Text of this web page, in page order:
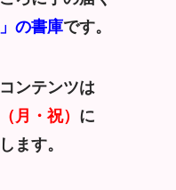
の書庫です。
ンテンツは
月・祝） に
ます。